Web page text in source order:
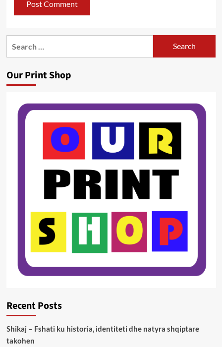
Our Print Shop
Recent Posts
Shikaj – Fshati ku historia, identiteti dhe natyra shqiptare
takohen